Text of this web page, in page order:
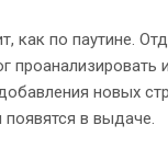
как по паутине.
новых
в выдаче.